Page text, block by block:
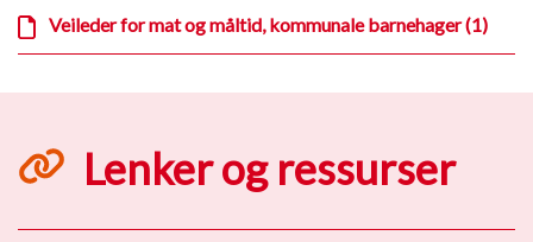
Veileder for mat og måltid, kommunale barnehager (1)
Lenker og ressurser